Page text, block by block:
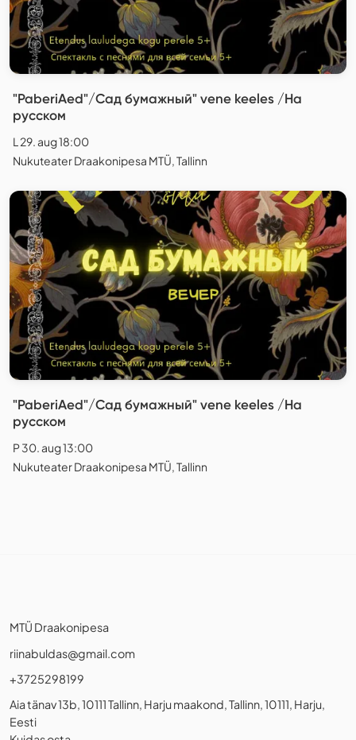
"PaberiAed"/Сад бумажный" vene keeles /На
русском
L 29. aug 18:00
Nukuteater Draakonipesa MTÜ, Tallinn
"PaberiAed"/Сад бумажный" vene keeles /На
русском
P 30. aug 13:00
Nukuteater Draakonipesa MTÜ, Tallinn
MTÜ Draakonipesa
riinabuldas@gmail.com
+3725298199
Aia tänav 13b, 10111 Tallinn, Harju maakond, Tallinn, 10111, Harju,
Eesti